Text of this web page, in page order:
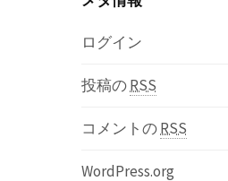
ログイン
投稿のRSS
コメントのRSS
WordPress.org